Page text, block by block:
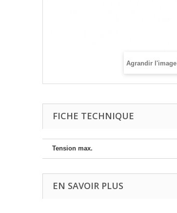
Agrandir l'image
FICHE TECHNIQUE
Tension max.
EN SAVOIR PLUS